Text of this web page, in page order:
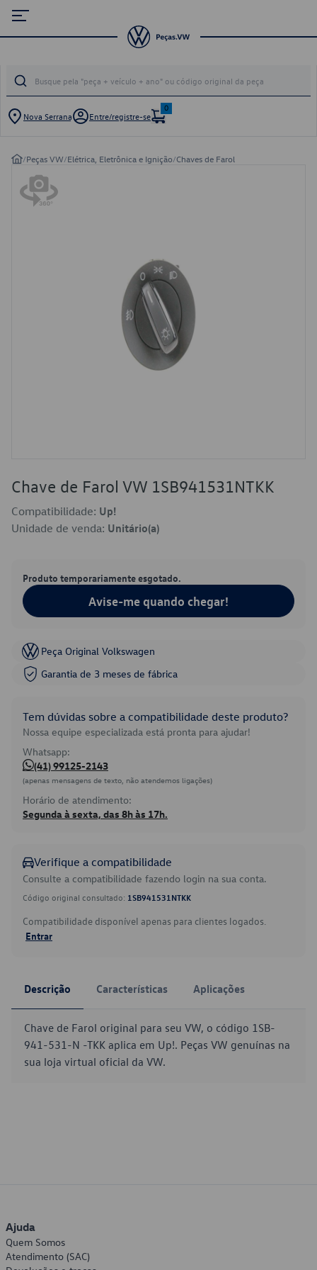
Nova Serrana Entre/registre-se
0
/Peças VW/Elétrica, Eletrônica e Ignição/Chaves de Farol
Chave de Farol VW 1SB941531NTKK
Compatibilidade: Up!
Unidade de venda: Unitário(a)
Produto temporariamente esgotado.
Avise-me quando chegar!
Peça Original Volkswagen
Garantia de 3 meses de fábrica
Tem dúvidas sobre a compatibilidade deste produto?
Nossa equipe especializada está pronta para ajudar!
Whatsapp:
(41) 99125-2143
(apenas mensagens de texto, não atendemos ligações)
Horário de atendimento:
Segunda à sexta, das 8h às 17h.
Verifique a compatibilidade
Consulte a compatibilidade fazendo login na sua conta.
Código original consultado: 1SB941531NTKK
Compatibilidade disponível apenas para clientes logados.
Entrar
Descrição Características Aplicações
Chave de Farol original para seu VW, o código 1SB-
941-531-N -TKK aplica em Up!. Peças VW genuínas na
sua loja virtual oficial da VW.
Ajuda
Quem Somos
Atendimento (SAC)